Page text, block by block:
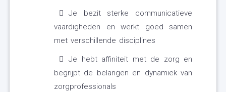
Je bezit sterke communicatieve
vaardigheden en werkt goed samen
met verschillende disciplines
Je hebt affiniteit met de zorg en
begrijpt de belangen en dynamiek van
zorgprofessionals